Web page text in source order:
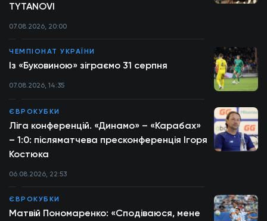
TYTANOVI
07.08.2026, 20:00
ЧЕМПІОНАТ УКРАЇНИ
Із «Буковиною» зіграємо 31 серпня
07.08.2026, 14:35
ЄВРОКУБКИ
Ліга конференцій. «Динамо» – «Карабах»
– 1:0: післяматчева пресконференція Ігоря
Костюка
06.08.2026, 22:53
ЄВРОКУБКИ
Матвій Пономаренко: «Сподіваюся, мене